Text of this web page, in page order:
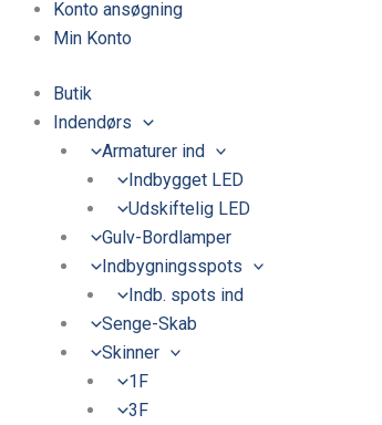
Konto ansøgning
Min Konto
Butik
Indendørs
Armaturer ind
Indbygget LED
Udskiftelig LED
Gulv-Bordlamper
Indbygningsspots
Indb. spots ind
Senge-Skab
Skinner
1F
3F